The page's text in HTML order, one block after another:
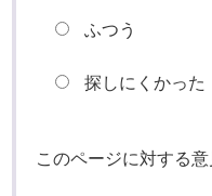
ふつう
探しにくかった
このページに対する